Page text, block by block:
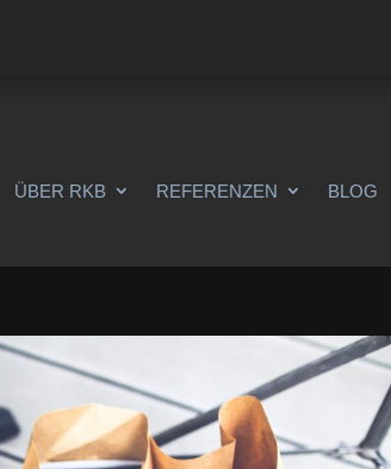
ÜBER RKB REFERENZEN BLOG